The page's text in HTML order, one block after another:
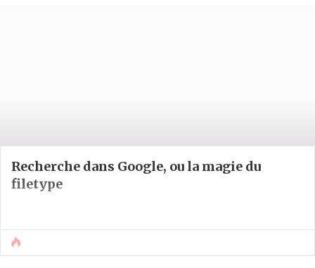
Recherche dans Google, ou la magie du
filetype